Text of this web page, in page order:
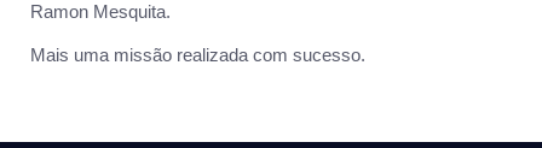
Ramon Mesquita.
Mais uma missão realizada com sucesso.